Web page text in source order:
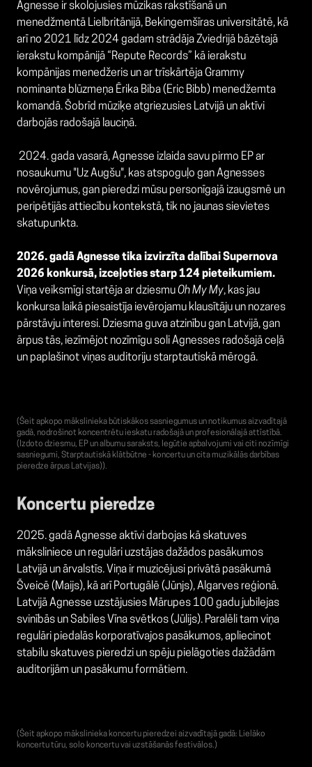
Agnesse ir skolojusies mūzikas rakstīšanā un
menedžmentā Lielbritānijā, Bekingemšīras universitātē, kā
arī no 2021 līdz 2024 gadam strādāja Zviedrijā bāzētajā
ierakstu kompānijā “Repute Records” kā ierakstu
kompānijas menedžeris un ar trīskārtēja Grammy
nominanta blūzmeņa Ērika Biba (Eric Bibb) menedžemta
komandā. Šobrīd mūziķe atgriezusies Latvijā un aktīvi
darbojās radošajā lauciņā.
2024. gada vasarā, Agnesse izlaida savu pirmo EP ar
nosaukumu "Uz Augšu", kas atspoguļo gan Agnesses
novērojumus, gan pieredzi mūsu personīgajā izaugsmē un
peripētijās attiecību kontekstā, tik no jaunas sievietes
skatupunkta.
2026. gadā Agnesse tika izvirzīta dalībai Supernova
2026 konkursā, izceļoties starp 124 pieteikumiem.
Viņa veiksmīgi startēja ar dziesmuOh My My, kas jau
konkursa laikā piesaistīja ievērojamu klausītāju un nozares
pārstāvju interesi. Dziesma guva atzinību gan Latvijā, gan
ārpus tās, iezīmējot nozīmīgu soli Agnesses radošajā ceļā
un paplašinot viņas auditoriju starptautiskā mērogā.
(Šeit apkopo mākslinieka būtiskākos sasniegumus un notikumus aizvadītajā
gadā, nodrošinot koncentrētu ieskatu radošajā un profesionālajā attīstībā.
(Izdoto dziesmu, EP un albumu saraksts, Iegūtie apbalvojumi vai citi nozīmīgi
sasniegumi, Starptautiskā klātbūtne - koncertu un cita muzikālās darbības
pieredze ārpus Latvijas)).
Koncertu pieredze
2025. gadā Agnesse aktīvi darbojas kā skatuves
māksliniece un regulāri uzstājas dažādos pasākumos
Latvijā un ārvalstīs. Viņa ir muzicējusi privātā pasākumā
Šveicē (Maijs), kā arī Portugālē (Jūnjs), Algarves reģionā.
Latvijā Agnesse uzstājusies Mārupes 100 gadu jubilejas
svinībās un Sabiles Vīna svētkos (Jūlijs). Paralēli tam viņa
regulāri piedalās korporatīvajos pasākumos, apliecinot
stabilu skatuves pieredzi un spēju pielāgoties dažādām
auditorijām un pasākumu formātiem.
(Šeit apkopo mākslinieka koncertu pieredzei aizvadītajā gadā: Lielāko
koncertu tūru, solo koncertu vai uzstāšanās festivālos.)